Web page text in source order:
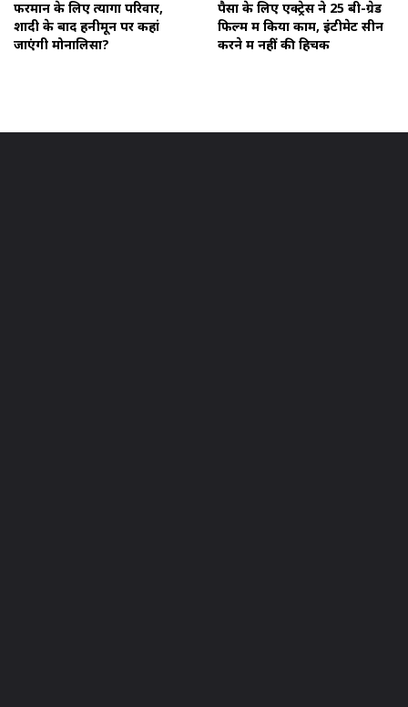
फरमान के लिए त्यागा परिवार,
शादी के बाद हनीमून पर कहां
जाएंगी मोनालिसा?
पैसों के लिए एक्ट्रेस ने 25 बी-ग्रेड
फिल्में में किया काम, इंटीमेट सीन
करने में नहीं की हिचक